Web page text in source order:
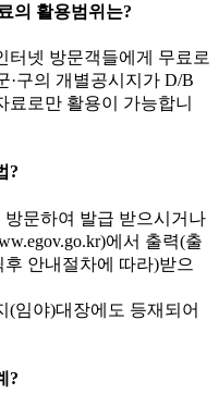
의 활용범위는?
터넷 방문객들에게 무료로
·구의 개별공시지가 D/B
료로만 활용이 가능합니
?
문하여 발급 받으시거나
에서 출력(출
안내절차에 따라)받으
임야)대장에도 등재되어
?